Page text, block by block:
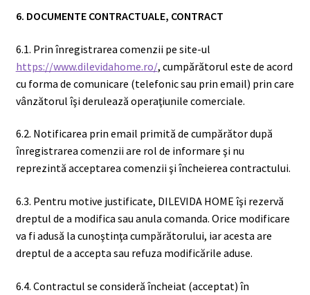
6. DOCUMENTE CONTRACTUALE, CONTRACT
6.1. Prin înregistrarea comenzii pe site-ul
https://www.dilevidahome.ro/, cumpărătorul este de acord
cu forma de comunicare (telefonic sau prin email) prin care
vânzătorul îşi derulează operaţiunile comerciale.
6.2. Notificarea prin email primită de cumpărător după
înregistrarea comenzii are rol de informare şi nu
reprezintă acceptarea comenzii şi încheierea contractului.
6.3. Pentru motive justificate, DILEVIDA HOME îşi rezervă
dreptul de a modifica sau anula comanda. Orice modificare
va fi adusă la cunoştinţa cumpărătorului, iar acesta are
dreptul de a accepta sau refuza modificările aduse.
6.4. Contractul se consideră încheiat (acceptat) în